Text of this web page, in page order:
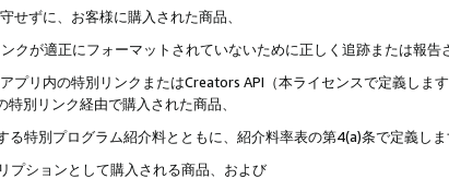
せずに、お客様に購入された商品、
クが適正にフォーマットされていないために正しく追跡または報告
プリ内の特別リンクまたはCreators API（本ライセンスで定義しま
別リンク経由で購入された商品、
特別プログラム紹介料とともに、紹介料率表の第4(a)条で定義しま
プションとして購入される商品、および